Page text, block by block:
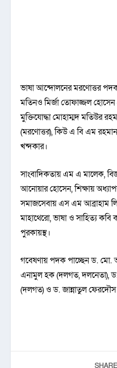
ভাষা আন্দোলনের মরণোত্তর
মতিনও মির্জা তোফাজ্জল হোসেন
মুক্তিযোদ্ধা মোহাম্মদ মতিউর
(মরণোত্তর), কিউ এ বি এম
খন্দকার।
সাংবাদিকতায় এম এ মালেক,
আনোয়ার হোসেন, শিক্ষায়
সমাজসেবায় এস এম আব্রাহাম
মাহাথেরো, ভাষা ও সাহিত্য কবি
পুরকায়স্থ।
গবেষণায় পদক পাচ্ছেন ড. মো.
এনামুল হক (দলগত, দলনেতা),
(দলগত) ও ড. জান্নাতুল